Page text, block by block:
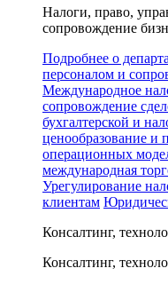
Налоги, право,
сопровождение
Подробнее о
персоналом и
Международное
сопровождение
бухгалтерской и
ценообразование и
операционных
международная
Урегулирование
клиентам
Консалтинг,
Консалтинг,